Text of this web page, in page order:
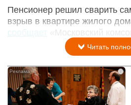
Пенсионер решил сварить
взрыв в квартире жилого
сообщает
«Московский
Читать